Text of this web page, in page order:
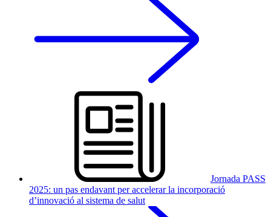
Jornada PASS
2025: un pas endavant per accelerar la incorporació
d’innovació al sistema de salut